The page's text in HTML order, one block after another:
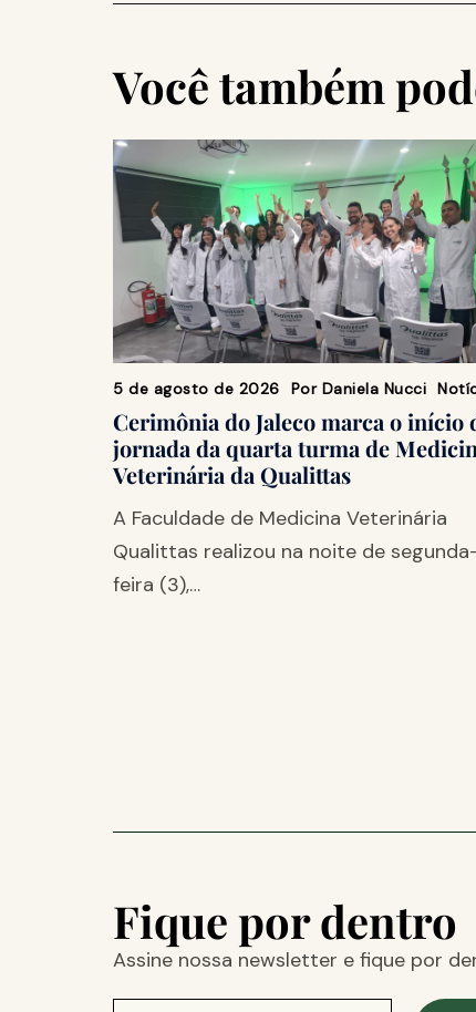
Você também
5 de agosto de 2026 Por Daniela Nucci
Cerimônia do Jaleco marca o início
jornada da quarta turma de
Veterinária da Qualittas
A Faculdade de Medicina Veterinária
Qualittas realizou na noite de
feira (3),…
Fique por dentro
Assine nossa newsletter e fique por